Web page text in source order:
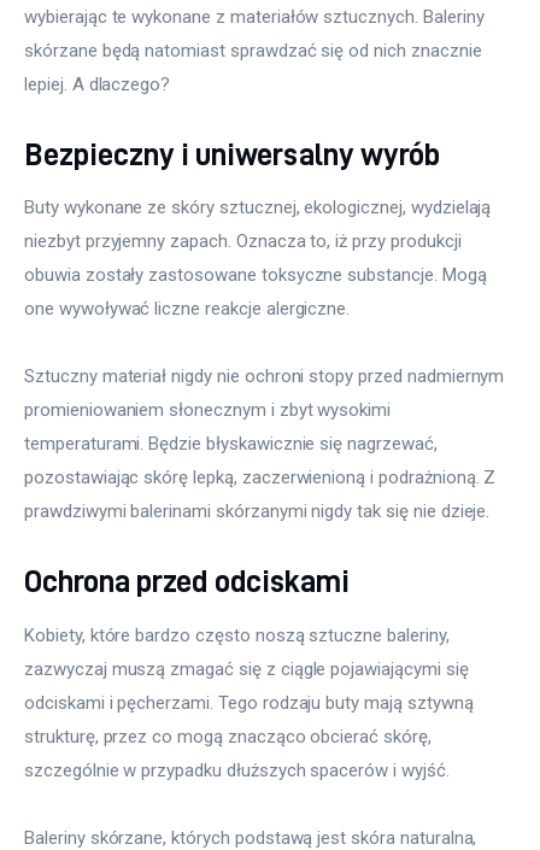
wybierając te wykonane z materiałów sztucznych. Baleriny
skórzane będą natomiast sprawdzać się od nich znacznie
lepiej. A dlaczego?
Bezpieczny i uniwersalny wyrób
Buty wykonane ze skóry sztucznej, ekologicznej, wydzielają
niezbyt przyjemny zapach. Oznacza to, iż przy produkcji
obuwia zostały zastosowane toksyczne substancje. Mogą
one wywoływać liczne reakcje alergiczne.
Sztuczny materiał nigdy nie ochroni stopy przed nadmiernym
promieniowaniem słonecznym i zbyt wysokimi
temperaturami. Będzie błyskawicznie się nagrzewać,
pozostawiając skórę lepką, zaczerwienioną i podrażnioną. Z
prawdziwymi balerinami skórzanymi nigdy tak się nie dzieje.
Ochrona przed odciskami
Kobiety, które bardzo często noszą sztuczne baleriny,
zazwyczaj muszą zmagać się z ciągle pojawiającymi się
odciskami i pęcherzami. Tego rodzaju buty mają sztywną
strukturę, przez co mogą znacząco obcierać skórę,
szczególnie w przypadku dłuższych spacerów i wyjść.
Baleriny skórzane, których podstawą jest skóra naturalna,